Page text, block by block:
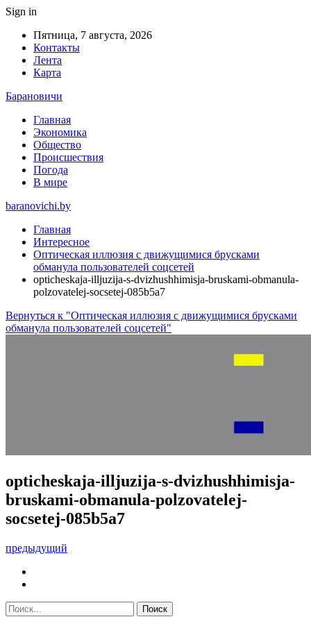
Sign in
Пятница, 7 августа, 2026
Контакты
Лента
Карта
Барановичи
Главная
Экономика
Общество
Происшествия
Погода
В мире
baranovichi.by
Главная
Интересное
Оптическая иллюзия с движущимися брусками
обманула пользователей соцсетей
opticheskaja-illjuzija-s-dvizhushhimisja-bruskami-obmanula-
polzovatelej-socsetej-085b5a7
Вернуться к "Оптическая иллюзия с движущимися брусками
обманула пользователей соцсетей"
opticheskaja-illjuzija-s-dvizhushhimisja-
bruskami-obmanula-polzovatelej-
socsetej-085b5a7
предыдущий